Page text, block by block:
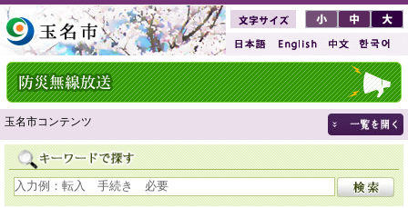
玉名市コンテンツ